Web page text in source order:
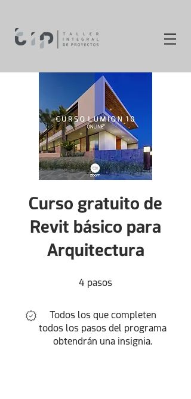
Curso gratuito de
Revit básico para
Arquitectura
4 pasos
Todos los que completen
todos los pasos del programa
obtendrán una insignia.